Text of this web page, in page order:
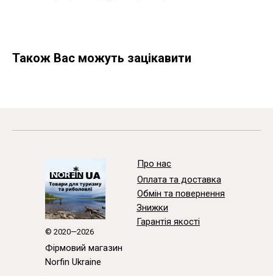
Також Вас можуть зацікавити
© 2020—2026
Фірмовий магазин
Norfin Ukraine
Про нас
Оплата та доставка
Обмін та повернення
Знижки
Гарантія якості